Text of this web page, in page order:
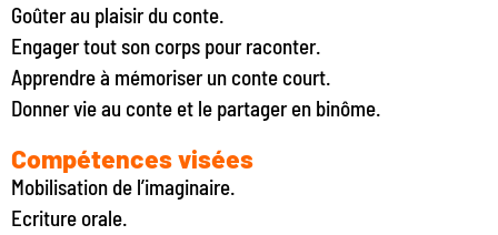
Goûter au plaisir du conte.
Engager tout son corps pour raconter.
Apprendre à mémoriser un conte court.
Donner vie au conte et le partager en binôme.
Compétences visées
Mobilisation de l’imaginaire.
Ecriture orale.